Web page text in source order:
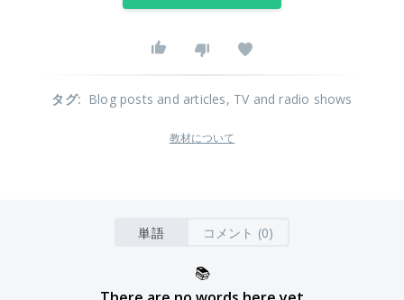
タグ: Blog posts and articles, TV and radio shows
教材について
単語 コメント (0)
📚